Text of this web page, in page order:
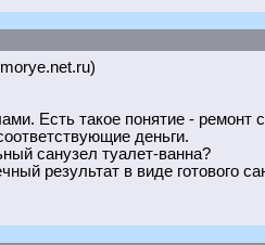
Есть такое понятие - ремонт
деньги.
санузел туалет-ванна?
результат в виде готового